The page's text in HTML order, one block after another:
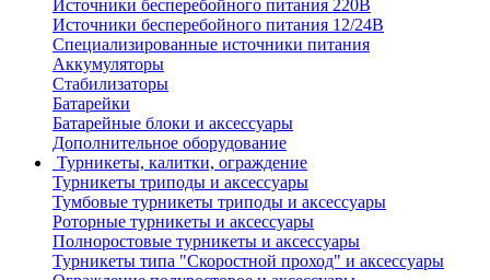
Источники бесперебойного питания 220В
Источники бесперебойного питания 12/24В
Специализированные источники питания
Аккумуляторы
Стабилизаторы
Батарейки
Батарейные блоки и аксессуары
Дополнительное оборудование
Турникеты, калитки, ограждение
Турникеты триподы и аксессуары
Тумбовые турникеты триподы и аксессуары
Роторные турникеты и аксессуары
Полноростовые турникеты и аксессуары
Турникеты типа "Скоростной проход" и аксессуары